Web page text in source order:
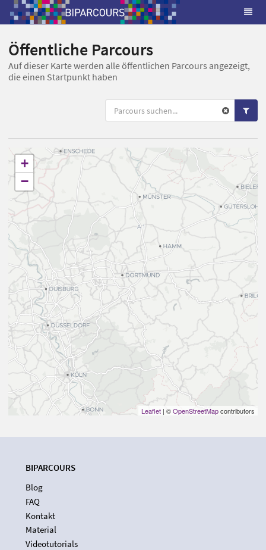
Öffentliche Parcours
Auf dieser Karte werden alle öffentlichen Parcours angezeigt,
die einen Startpunkt haben
+
−
Leaflet | ©OpenStreetMapcontributors
BIPARCOURS
Blog
FAQ
Kontakt
Material
Videotutorials